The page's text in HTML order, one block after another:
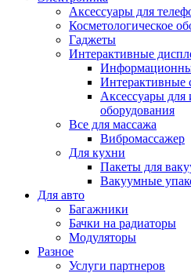
Аксессуары для
Косметологическое
Гаджеты
Интерактивные
Интерактивные
Аксессуары для
оборудования
Все для массажа
Вибромассажер
Для кухни
Пакеты для
Вакуумные
Для авто
Багажники
Бачки на радиаторы
Модуляторы
Разное
Услуги партнеров